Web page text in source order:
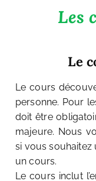
Les
Le
Le cours
personne. Pour
doit être
majeure. Nous
si vous
un cours.
Le cours inclut